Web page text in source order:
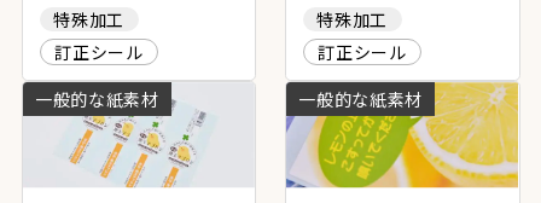
特殊加工
訂正シール
特殊加工
訂正シール
一般的な紙素材
一般的な紙素材